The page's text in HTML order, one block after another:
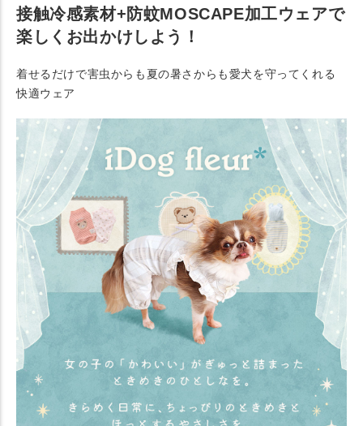
接触冷感素材+防蚊MOSCAPE加工ウェアで
楽しくお出かけしよう！
着せるだけで害虫からも夏の暑さからも愛犬を守ってくれる
快適ウェア